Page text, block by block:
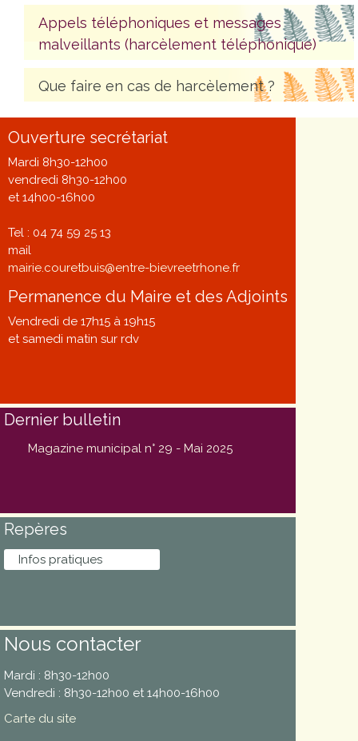
Appels téléphoniques et messages
malveillants (harcèlement téléphonique)
Que faire en cas de harcèlement ?
Ouverture secrétariat
Mardi 8h30-12h00
vendredi 8h30-12h00
et 14h00-16h00
Tel : 04 74 59 25 13
mail
mairie.couretbuis@entre-bievreetrhone.fr
Permanence du Maire et des Adjoints
Vendredi de 17h15 à 19h15
et samedi matin sur rdv
Dernier bulletin
Magazine municipal n° 29 - Mai 2025
Repères
Infos pratiques
Nous contacter
Mardi : 8h30-12h00
Vendredi : 8h30-12h00 et 14h00-16h00
Carte du site